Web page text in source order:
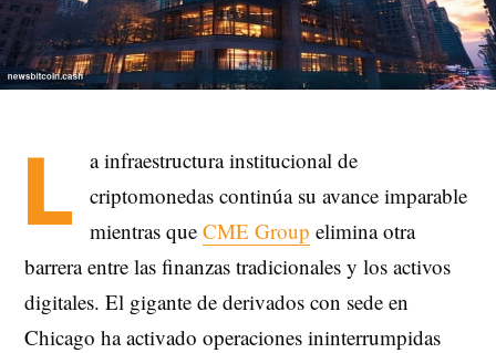
L
a infraestructura institucional de
criptomonedas continúa su avance imparable
mientras que CME Group elimina otra
barrera entre las finanzas tradicionales y los activos
digitales. El gigante de derivados con sede en
Chicago ha activado operaciones ininterrumpidas